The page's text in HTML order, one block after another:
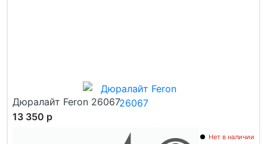
Дюралайт Feron 26067
13 350 р
Нет в наличии